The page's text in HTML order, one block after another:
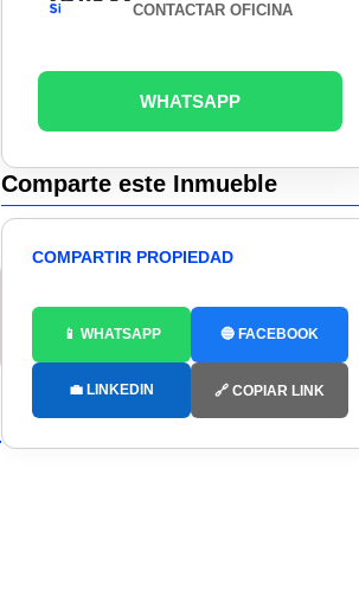
CONTACTAR OFICINA
WHATSAPP
Comparte este Inmueble
COMPARTIR PROPIEDAD
📱 WHATSAPP 🔵 FACEBOOK
💼 LINKEDIN 🔗 COPIAR LINK